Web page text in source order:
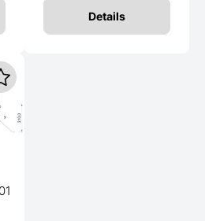
Details